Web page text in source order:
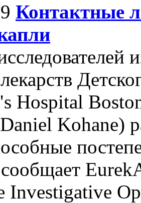
Контактные
Hospital
Kohane)
сообщает
Investigative